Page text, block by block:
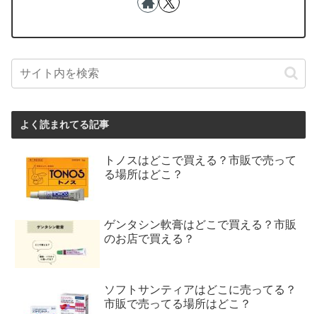
よく読まれてる記事
トノスはどこで買える？市販で売って
る場所はどこ？
ゲンタシン軟膏はどこで買える？市販
のお店で買える？
ソフトサンティアはどこに売ってる？
市販で売ってる場所はどこ？